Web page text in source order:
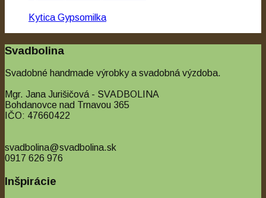
Kytica Gypsomilka
Svadbolina
Svadobné handmade výrobky a svadobná výzdoba.
Mgr. Jana Jurišičová - SVADBOLINA
Bohdanovce nad Trnavou 365
IČO: 47660422
svadbolina@svadbolina.sk
0917 626 976
Inšpirácie